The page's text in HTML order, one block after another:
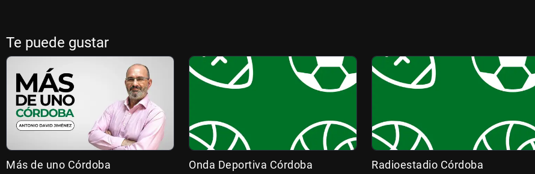
Te puede gustar
Más de uno Córdoba Onda Deportiva Córdoba Radioestadio Córdoba